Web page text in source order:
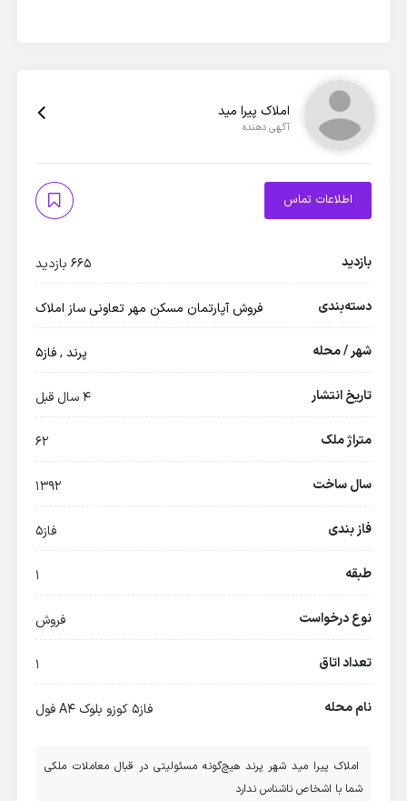
املاک پیرا مید
آگهی دهنده
اطلاعات تماس
بازدید 665 بازدید
دسته‌بندی فروش آپارتمان مسکن مهر تعاونی ساز املاک
شهر / محله پرند,فاز5
تاریخ انتشار 4 سال قبل
متراژ ملک ۶۲
سال ساخت ۱۳۹۲
فاز بندی فاز5
طبقه ۱
نوع درخواست فروش
تعداد اتاق ۱
نام محله فاز۵ کوزو بلوک A4 فول
املاک پیرا مید شهر پرند هیچ‌گونه مسئولیتی در قبال معاملات ملکی
شما با اشخاص ناشناس ندارد